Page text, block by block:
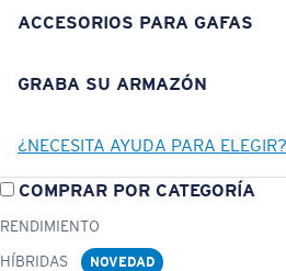
ACCESORIOS PARA GAFAS
GRABA SU ARMAZÓN
¿NECESITA AYUDA PARA ELEGIR?
COMPRAR POR CATEGORÍA
RENDIMIENTO
HÍBRIDAS
NOVEDAD